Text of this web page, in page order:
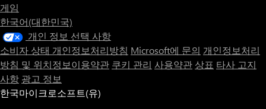
게임
한국어(대한민국)
개인 정보 선택 사항
소비자 상태 개인정보처리방침 Microsoft에 문의 개인정보처리
방침 및 위치정보이용약관 쿠키 관리 사용약관 상표 타사 고지
사항 광고 정보
한국마이크로소프트(유)